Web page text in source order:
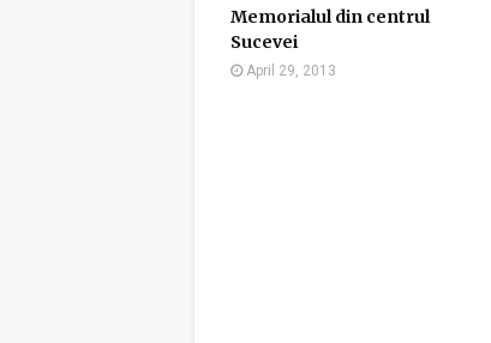
Memorialul din centrul
Sucevei
April 29, 2013